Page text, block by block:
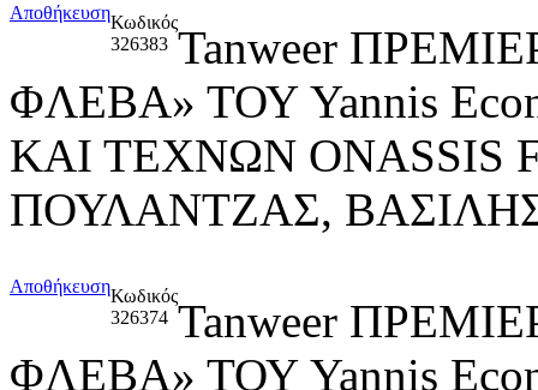
ΑποθήκευσηΚωδικός
326383 Tanweer
ΦΛΕΒΑ» ΤΟΥ Yannis
ΚΑΙ ΤΕΧΝΩΝ ONASSIS
ΠΟΥΛΑΝΤΖΑΣ,
ΑποθήκευσηΚωδικός
326374 Tanweer
ΦΛΕΒΑ» ΤΟΥ Yannis